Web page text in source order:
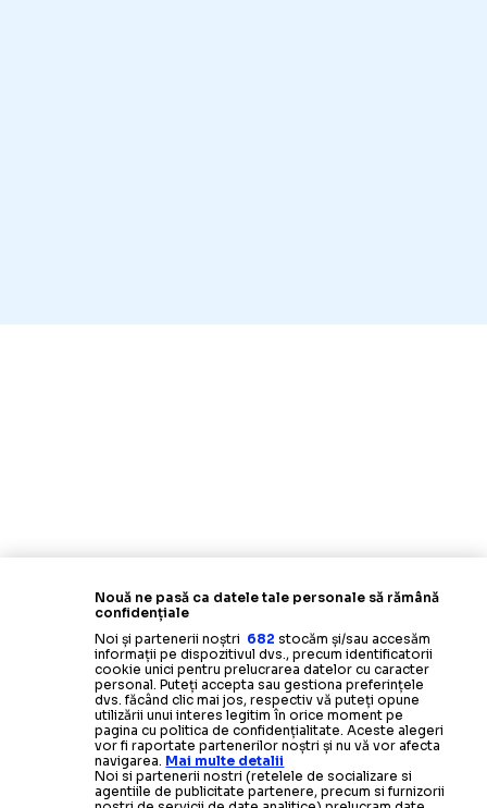
Nouă ne pasă ca datele tale personale să rămână
confidențiale
Noi și partenerii noștri 682 stocăm și/sau accesăm
informații pe dispozitivul dvs., precum identificatorii
cookie unici pentru prelucrarea datelor cu caracter
personal. Puteți accepta sau gestiona preferințele
dvs. făcând clic mai jos, respectiv vă puteți opune
utilizării unui interes legitim în orice moment pe
pagina cu politica de confidențialitate. Aceste alegeri
vor fi raportate partenerilor noștri și nu vă vor afecta
navigarea. Mai multe detalii
Noi si partenerii nostri (retelele de socializare si
agentiile de publicitate partenere, precum si furnizorii